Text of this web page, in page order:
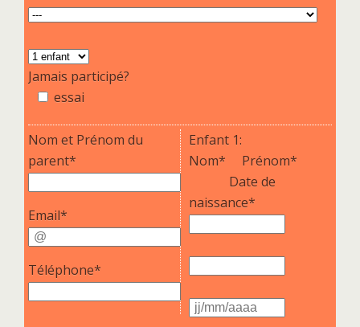
Jamais participé?
essai
Nom et Prénom du
parent*
Email*
Téléphone*
Enfant 1:
Nom*
Prénom*
Date de
naissance*